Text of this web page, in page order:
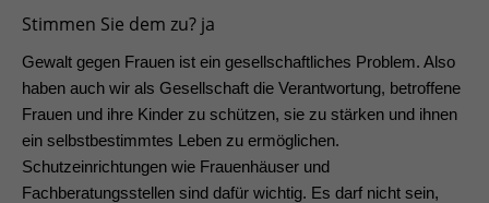
Stimmen Sie dem zu? ja
Gewalt gegen Frauen ist ein gesellschaftliches Problem. Also
haben auch wir als Gesellschaft die Verantwortung, betroffene
Frauen und ihre Kinder zu schützen, sie zu stärken und ihnen
ein selbstbestimmtes Leben zu ermöglichen.
Schutzeinrichtungen wie Frauenhäuser und
Fachberatungsstellen sind dafür wichtig. Es darf nicht sein,